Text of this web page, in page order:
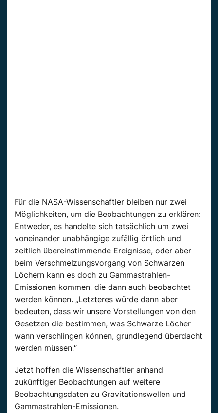
Für die NASA-Wissenschaftler bleiben nur zwei
Möglichkeiten, um die Beobachtungen zu erklären:
Entweder, es handelte sich tatsächlich um zwei
voneinander unabhängige zufällig örtlich und
zeitlich übereinstimmende Ereignisse, oder aber
beim Verschmelzungsvorgang von Schwarzen
Löchern kann es doch zu Gammastrahlen-
Emissionen kommen, die dann auch beobachtet
werden können. „Letzteres würde dann aber
bedeuten, dass wir unsere Vorstellungen von den
Gesetzen die bestimmen, was Schwarze Löcher
wann verschlingen können, grundlegend überdacht
werden müssen.“
Jetzt hoffen die Wissenschaftler anhand
zukünftiger Beobachtungen auf weitere
Beobachtungsdaten zu Gravitationswellen und
Gammastrahlen-Emissionen.